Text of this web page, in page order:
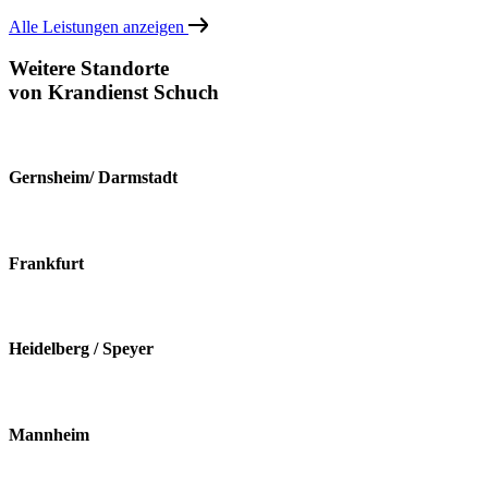
Alle Leistungen anzeigen
Weitere Standorte
von Krandienst Schuch
Gernsheim/ Darmstadt
Frankfurt
Heidelberg / Speyer
Mannheim